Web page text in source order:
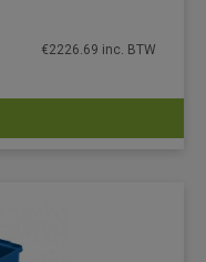
DETAILS
€2226.69 inc. BTW